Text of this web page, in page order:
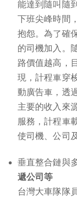
能達到隨叫隨
下班尖峰時間
抱怨。為了確
的司機加入。
路價值越高，
現，計程車穿
動廣告車， 透
主要的收入來
服務，計程車
使司機、公司
垂直整合鏈與
遞公司等
台灣大車隊隊